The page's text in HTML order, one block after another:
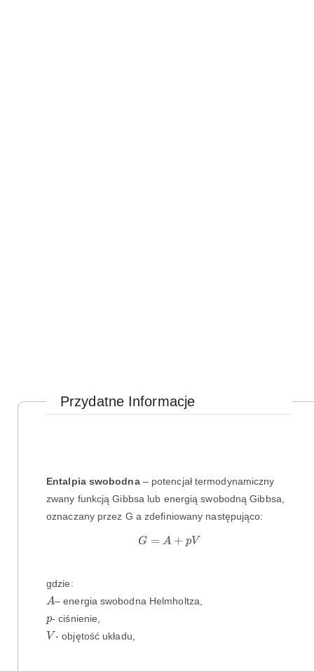
Przydatne Informacje
Entalpia swobodna– potencjał termodynamiczny
zwany funkcją Gibbsa lub energią swobodną Gibbsa,
oznaczany przez G a zdefiniowany następująco:
G = A + pV
G A p
gdzie:
A
A– energia swobodna Helmholtza,
p
p- ciśnienie,
V
V - objętość układu,